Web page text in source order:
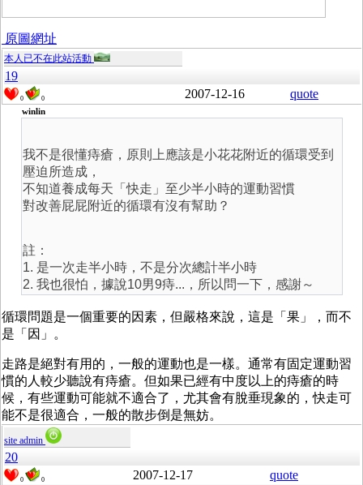
原圖網址
本人已不在此站活動
19
0 0 2007-12-16 quote
winlin
我不是很懂痔瘡，原則上應該是小花花附近的循環受到
壓迫所造成，
不知道養成每天「快走」至少半小時的運動習慣
對改善屁屁附近的循環有沒有幫助？
註：
1. 是一次走半小時，不是分次總計半小時
2. 我也很怕，據說10男9痔...，所以問一下，感謝～
循環問題是一個重要的因素，但嚴格來說，這是「果」，而不
是「因」。
走路是絕對有用的，一般的運動也是一樣。通常有固定運動習
慣的人較少聽說有痔瘡。但如果已經有中度以上的痔瘡的時
候，有些運動可能就不適合了，尤其會有脫垂現象的，快走可
能不是很適合，一般的散步倒是無妨。
site admin
20
0 0 2007-12-17 quote